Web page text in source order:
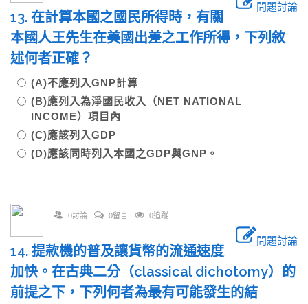
問題討論
13. 在計算本國之國民所得時，有關
本國人王先生在美國出差之工作所得，下列敘
述何者正確？
(A)不應列入GNP計算
(B)應列入為淨國民收入（NET NATIONAL
INCOME）項目內
(C)應該列入GDP
(D)應該同時列入本國之GDP與GNP。
0討論 0留言 0追蹤
問題討論
14. 提款機的普及讓貨幣的流通速度
加快。在古典二分（classical dichotomy）的
前提之下，下列何者為最有可能發生的結